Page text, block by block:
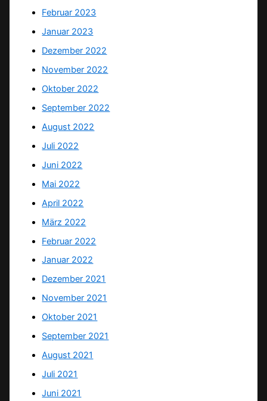
Februar 2023
Januar 2023
Dezember 2022
November 2022
Oktober 2022
September 2022
August 2022
Juli 2022
Juni 2022
Mai 2022
April 2022
März 2022
Februar 2022
Januar 2022
Dezember 2021
November 2021
Oktober 2021
September 2021
August 2021
Juli 2021
Juni 2021